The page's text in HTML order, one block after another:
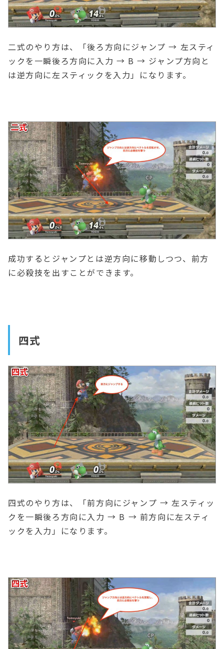
二式のやり方は、「後ろ方向にジャンプ → 左スティ
ックを一瞬後ろ方向に入力 → B → ジャンプ方向と
は逆方向に左スティックを入力」になります。
成功するとジャンプとは逆方向に移動しつつ、前方
に必殺技を出すことができます。
四式
四式のやり方は、「前方向にジャンプ → 左スティッ
クを一瞬後ろ方向に入力 → B → 前方向に左スティ
ックを入力」になります。